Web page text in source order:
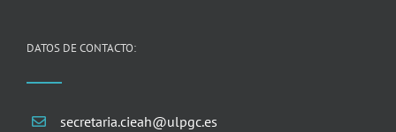
DATOS DE CONTACTO:
secretaria.cieah@ulpgc.es